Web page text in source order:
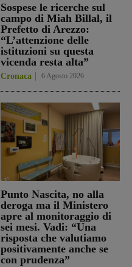
Sospese le ricerche sul
campo di Miah Billal, il
Prefetto di Arezzo:
“L’attenzione delle
istituzioni su questa
vicenda resta alta”
Cronaca 6 Agosto 2026
Punto Nascita, no alla
deroga ma il Ministero
apre al monitoraggio di
sei mesi. Vadi: “Una
risposta che valutiamo
positivamente anche se
con prudenza”